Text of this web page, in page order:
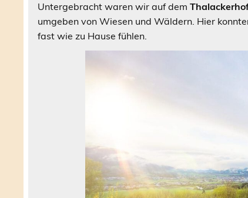
Untergebracht waren wir auf dem
umgeben von Wiesen und Wäldern. Hier
fast wie zu Hause fühlen.